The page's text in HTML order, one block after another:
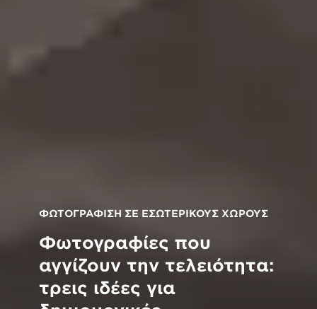
ΦΩΤΟΓΡΑΦΙΣΗ ΣΕ ΕΣΩΤΕΡΙΚΟΥΣ ΧΩΡΟΥΣ
Φωτογραφίες που
αγγίζουν την τελειότητα:
τρεις ιδέες για